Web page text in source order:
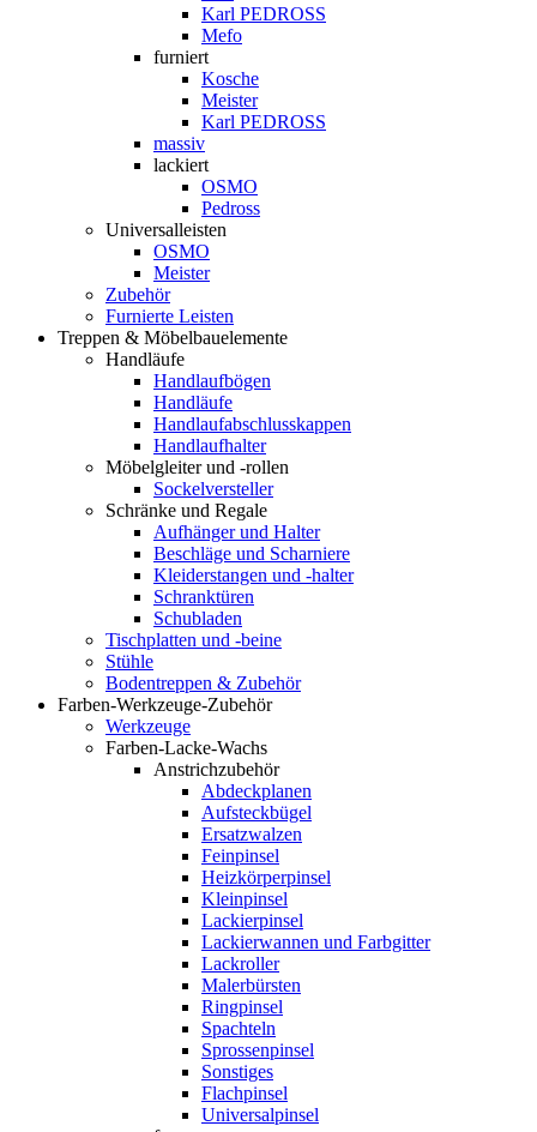
Karl PEDROSS
Mefo
furniert
Kosche
Meister
Karl PEDROSS
massiv
lackiert
OSMO
Pedross
Universalleisten
OSMO
Meister
Zubehör
Furnierte Leisten
Treppen & Möbelbauelemente
Handläufe
Handlaufbögen
Handläufe
Handlaufabschlusskappen
Handlaufhalter
Möbelgleiter und -rollen
Sockelversteller
Schränke und Regale
Aufhänger und Halter
Beschläge und Scharniere
Kleiderstangen und -halter
Schranktüren
Schubladen
Tischplatten und -beine
Stühle
Bodentreppen & Zubehör
Farben-Werkzeuge-Zubehör
Werkzeuge
Farben-Lacke-Wachs
Anstrichzubehör
Abdeckplanen
Aufsteckbügel
Ersatzwalzen
Feinpinsel
Heizkörperpinsel
Kleinpinsel
Lackierpinsel
Lackierwannen und Farbgitter
Lackroller
Malerbürsten
Ringpinsel
Spachteln
Sprossenpinsel
Sonstiges
Flachpinsel
Universalpinsel